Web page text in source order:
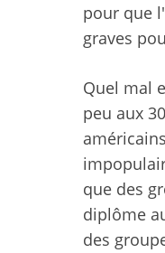
pour que
graves
Quel mal
peu aux
que des
diplôme
des